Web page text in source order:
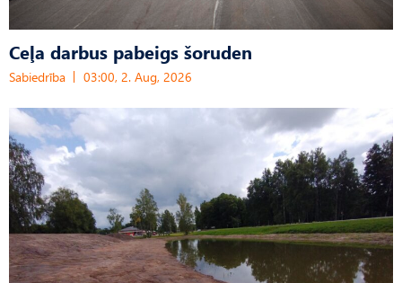
Ceļa darbus pabeigs šoruden
Sabiedrība 03:00, 2. Aug, 2026